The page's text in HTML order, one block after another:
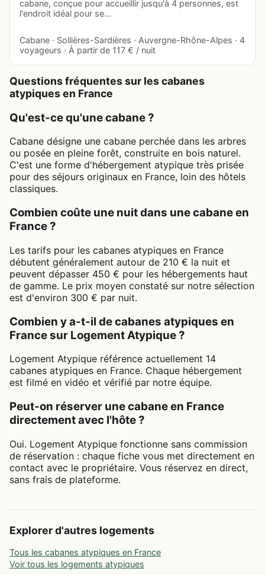
cabane, conçue pour accueillir jusqu'à 4 personnes, est
l'endroit idéal pour se…
Cabane · Sollières-Sardières · Auvergne-Rhône-Alpes · 4
voyageurs · À partir de 117 € / nuit
Questions fréquentes sur les cabanes
atypiques en France
Qu'est-ce qu'une cabane ?
Cabane désigne une cabane perchée dans les arbres
ou posée en pleine forêt, construite en bois naturel.
C'est une forme d'hébergement atypique très prisée
pour des séjours originaux en France, loin des hôtels
classiques.
Combien coûte une nuit dans une cabane en
France ?
Les tarifs pour les cabanes atypiques en France
débutent généralement autour de 210 € la nuit et
peuvent dépasser 450 € pour les hébergements haut
de gamme. Le prix moyen constaté sur notre sélection
est d'environ 300 € par nuit.
Combien y a-t-il de cabanes atypiques en
France sur Logement Atypique ?
Logement Atypique référence actuellement 14
cabanes atypiques en France. Chaque hébergement
est filmé en vidéo et vérifié par notre équipe.
Peut-on réserver une cabane en France
directement avec l'hôte ?
Oui. Logement Atypique fonctionne sans commission
de réservation : chaque fiche vous met directement en
contact avec le propriétaire. Vous réservez en direct,
sans frais de plateforme.
Explorer d'autres logements
Tous les cabanes atypiques en France
Voir tous les logements atypiques